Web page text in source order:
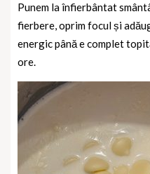
Punem la înfierbântat
fierbere, oprim focul și
energic până e complet
ore.